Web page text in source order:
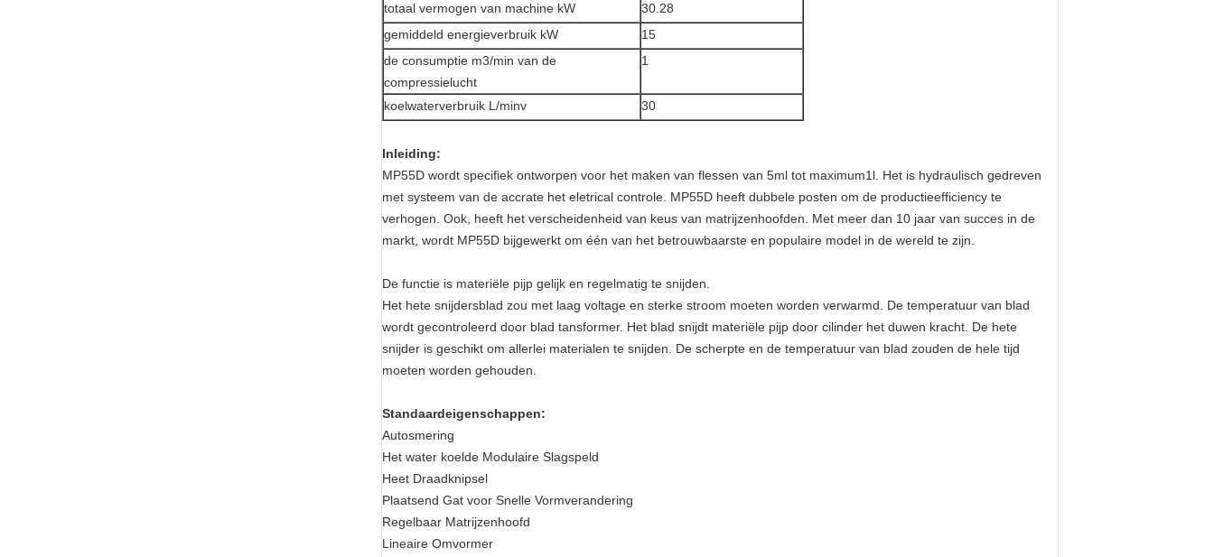
totaal vermogen van machine kW
30.28
gemiddeld energieverbruik kW
15
de consumptie m3/min van de
compressielucht
1
koelwaterverbruik L/minv 30
Inleiding:
MP55D wordt specifiek ontworpen voor het maken van flessen van 5ml tot maximum1l. Het is hydraulisch gedreven
met systeem van de accrate het eletrical controle. MP55D heeft dubbele posten om de productieefficiency te
verhogen. Ook, heeft het verscheidenheid van keus van matrijzenhoofden. Met meer dan 10 jaar van succes in de
markt, wordt MP55D bijgewerkt om één van het betrouwbaarste en populaire model in de wereld te zijn.
De functie is materiële pijp gelijk en regelmatig te snijden.
Het hete snijdersblad zou met laag voltage en sterke stroom moeten worden verwarmd. De temperatuur van blad
wordt gecontroleerd door blad tansformer. Het blad snijdt materiële pijp door cilinder het duwen kracht. De hete
snijder is geschikt om allerlei materialen te snijden. De scherpte en de temperatuur van blad zouden de hele tijd
moeten worden gehouden.
Standaardeigenschappen:
Autosmering
Het water koelde Modulaire Slagspeld
Heet Draadknipsel
Plaatsend Gat voor Snelle Vormverandering
Regelbaar Matrijzenhoofd
Lineaire Omvormer